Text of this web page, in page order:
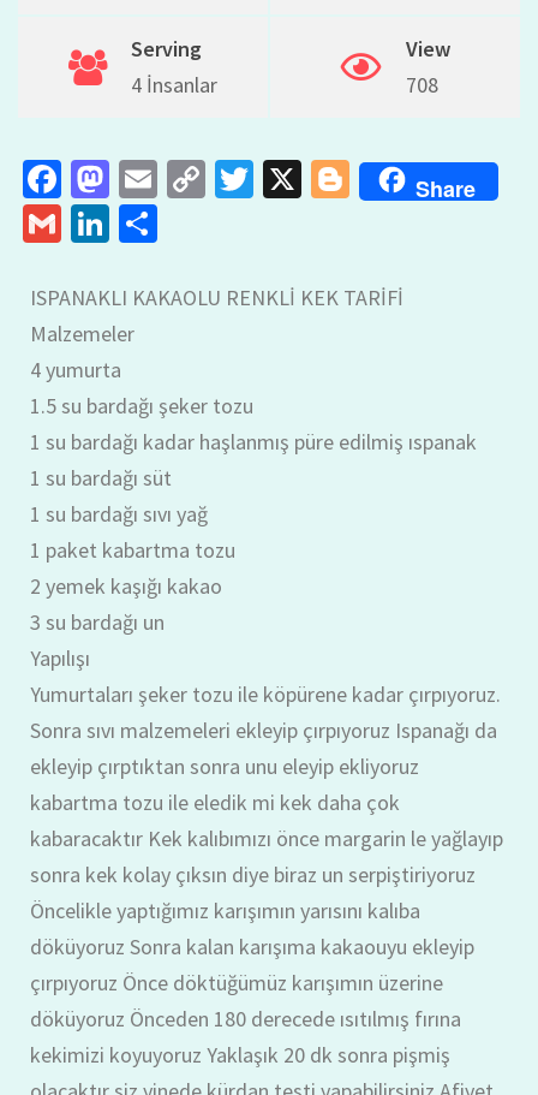
Serving
4 İnsanlar
View
708
Fa
ce
b
o
o
k
M
as
to
d
o
n
E
l
C
y
k
T
er
X
Bl
o
er
Share
G
ai
l
Li
ke
dI
n
ar
ISPANAKLI KAKAOLU RENKLİ KEK TARİFİ
Malzemeler
4 yumurta
1.5 su bardağı şeker tozu
1 su bardağı kadar haşlanmış püre edilmiş ıspanak
1 su bardağı süt
1 su bardağı sıvı yağ
1 paket kabartma tozu
2 yemek kaşığı kakao
3 su bardağı un
Yapılışı
Yumurtaları şeker tozu ile köpürene kadar çırpıyoruz.
Sonra sıvı malzemeleri ekleyip çırpıyoruz Ispanağı da
ekleyip çırptıktan sonra unu eleyip ekliyoruz
kabartma tozu ile eledik mi kek daha çok
kabaracaktır Kek kalıbımızı önce margarin le yağlayıp
sonra kek kolay çıksın diye biraz un serpiştiriyoruz
Öncelikle yaptığımız karışımın yarısını kalıba
döküyoruz Sonra kalan karışıma kakaouyu ekleyip
çırpıyoruz Önce döktüğümüz karışımın üzerine
döküyoruz Önceden 180 derecede ısıtılmış fırına
kekimizi koyuyoruz Yaklaşık 20 dk sonra pişmiş